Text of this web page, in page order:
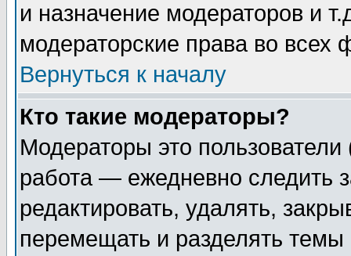
и назначение модераторов и
модераторские права во всех
Вернуться к началу
Кто такие модераторы?
Модераторы это
работа — ежедневно следить
редактировать, удалять,
перемещать и разделять